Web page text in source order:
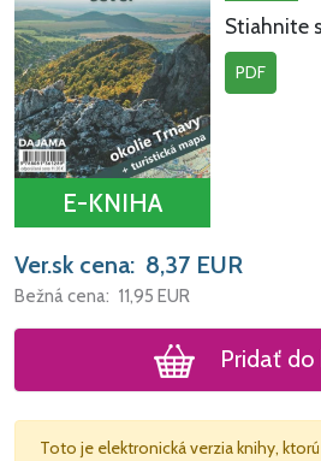
E-KNIHA
Stiahnite
PDF
Ver.sk cena: 8,37 EUR
Bežná cena: 11,95 EUR
Pridať do
Toto je elektronická verzia knihy,